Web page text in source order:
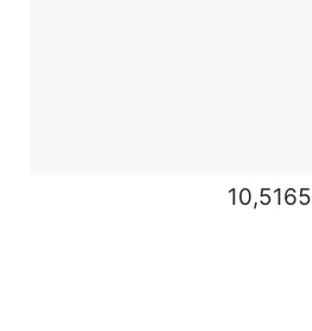
10,5165